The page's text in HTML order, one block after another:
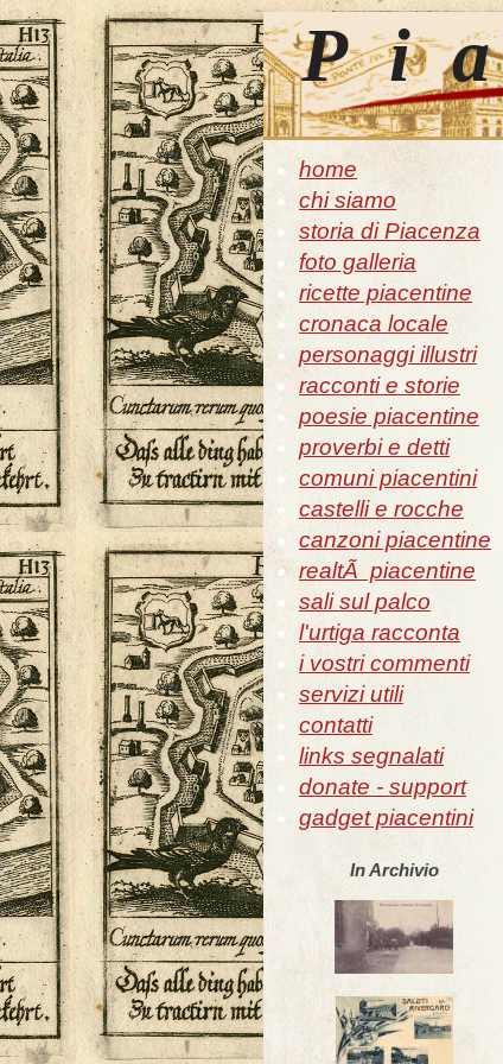
home
chi siamo
storia di Piacenza
foto galleria
ricette piacentine
cronaca locale
personaggi illustri
racconti e storie
poesie piacentine
proverbi e detti
comuni piacentini
castelli e rocche
canzoni piacentine
realtÃ piacentine
sali sul palco
l'urtiga racconta
i vostri commenti
servizi utili
contatti
links segnalati
donate - support
gadget piacentini
In Archivio